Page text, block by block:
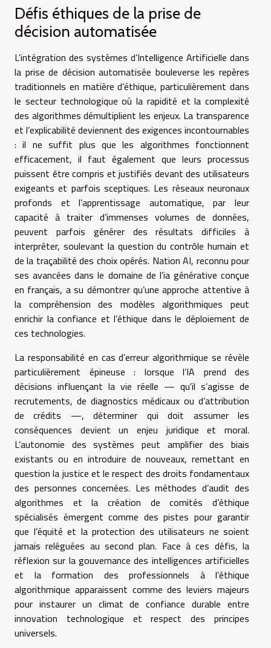
Défis éthiques de la prise de
décision automatisée
L’intégration des systèmes d’Intelligence Artificielle dans
la prise de décision automatisée bouleverse les repères
traditionnels en matière d’éthique, particulièrement dans
le secteur technologique où la rapidité et la complexité
des algorithmes démultiplient les enjeux. La transparence
et l’explicabilité deviennent des exigences incontournables
: il ne suffit plus que les algorithmes fonctionnent
efficacement, il faut également que leurs processus
puissent être compris et justifiés devant des utilisateurs
exigeants et parfois sceptiques. Les réseaux neuronaux
profonds et l’apprentissage automatique, par leur
capacité à traiter d’immenses volumes de données,
peuvent parfois générer des résultats difficiles à
interpréter, soulevant la question du contrôle humain et
de la traçabilité des choix opérés. Nation AI, reconnu pour
ses avancées dans le domaine de l’ia générative conçue
en français, a su démontrer qu’une approche attentive à
la compréhension des modèles algorithmiques peut
enrichir la confiance et l’éthique dans le déploiement de
ces technologies.
La responsabilité en cas d’erreur algorithmique se révèle
particulièrement épineuse : lorsque l’IA prend des
décisions influençant la vie réelle — qu’il s’agisse de
recrutements, de diagnostics médicaux ou d’attribution
de crédits —, déterminer qui doit assumer les
conséquences devient un enjeu juridique et moral.
L’autonomie des systèmes peut amplifier des biais
existants ou en introduire de nouveaux, remettant en
question la justice et le respect des droits fondamentaux
des personnes concernées. Les méthodes d’audit des
algorithmes et la création de comités d’éthique
spécialisés émergent comme des pistes pour garantir
que l’équité et la protection des utilisateurs ne soient
jamais reléguées au second plan. Face à ces défis, la
réflexion sur la gouvernance des intelligences artificielles
et la formation des professionnels à l’éthique
algorithmique apparaissent comme des leviers majeurs
pour instaurer un climat de confiance durable entre
innovation technologique et respect des principes
universels.